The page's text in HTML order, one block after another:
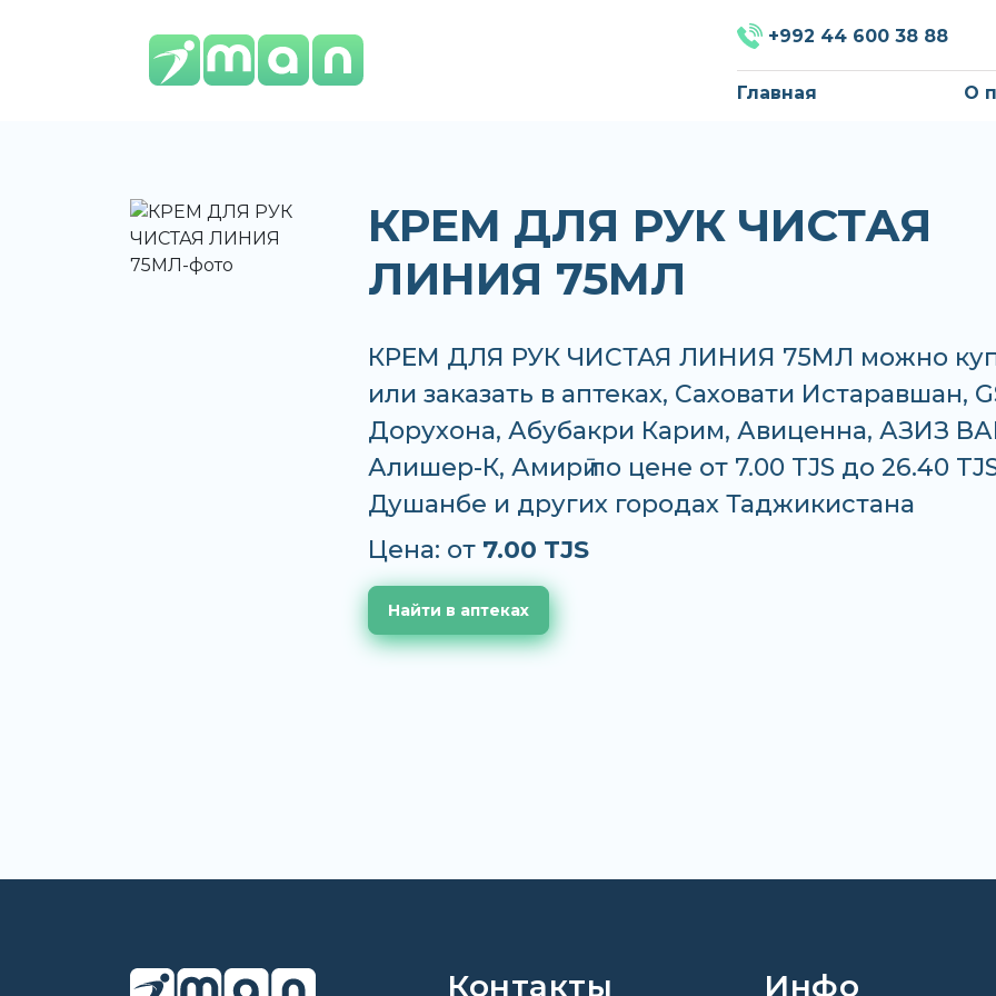
+992 44 600 38 88
Главная О
КРЕМ ДЛЯ РУК ЧИСТАЯ
ЛИНИЯ 75МЛ
КРЕМ ДЛЯ РУК ЧИСТАЯ ЛИНИЯ 75МЛ можно
или заказать в аптеках, Саховати Истаравшан,
Дорухона, Абубакри Карим, Авиценна, АЗИЗ
Алишер-К, Амирӣ по цене от 7.00 TJS до 26.40
Душанбе и других городах Таджикистана
Цена: от 7.00 TJS
Найти в аптеках
Контакты Инфо